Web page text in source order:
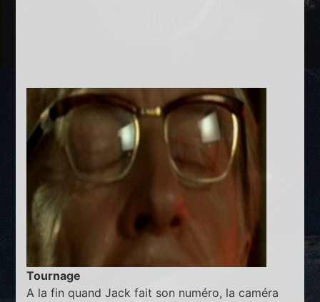
Tournage
A la fin quand Jack fait son numéro, la caméra